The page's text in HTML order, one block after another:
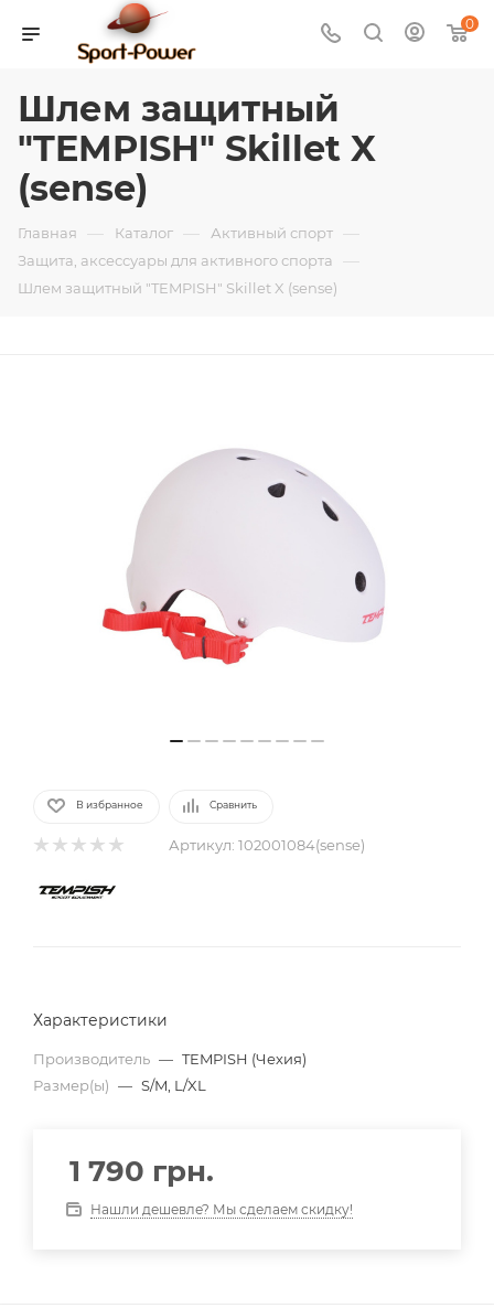
0
Шлем защитный
"TEMPISH" Skillet X
(sense)
Главная — Каталог — Активный спорт —
Защита, аксессуары для активного спорта —
Шлем защитный "TEMPISH" Skillet X (sense)
В избранное Сравнить
Артикул: 102001084(sense)
Характеристики
Производитель — TEMPISH (Чехия)
Размер(ы) — S/M, L/XL
1 790 грн.
Нашли дешевле? Мы сделаем скидку!